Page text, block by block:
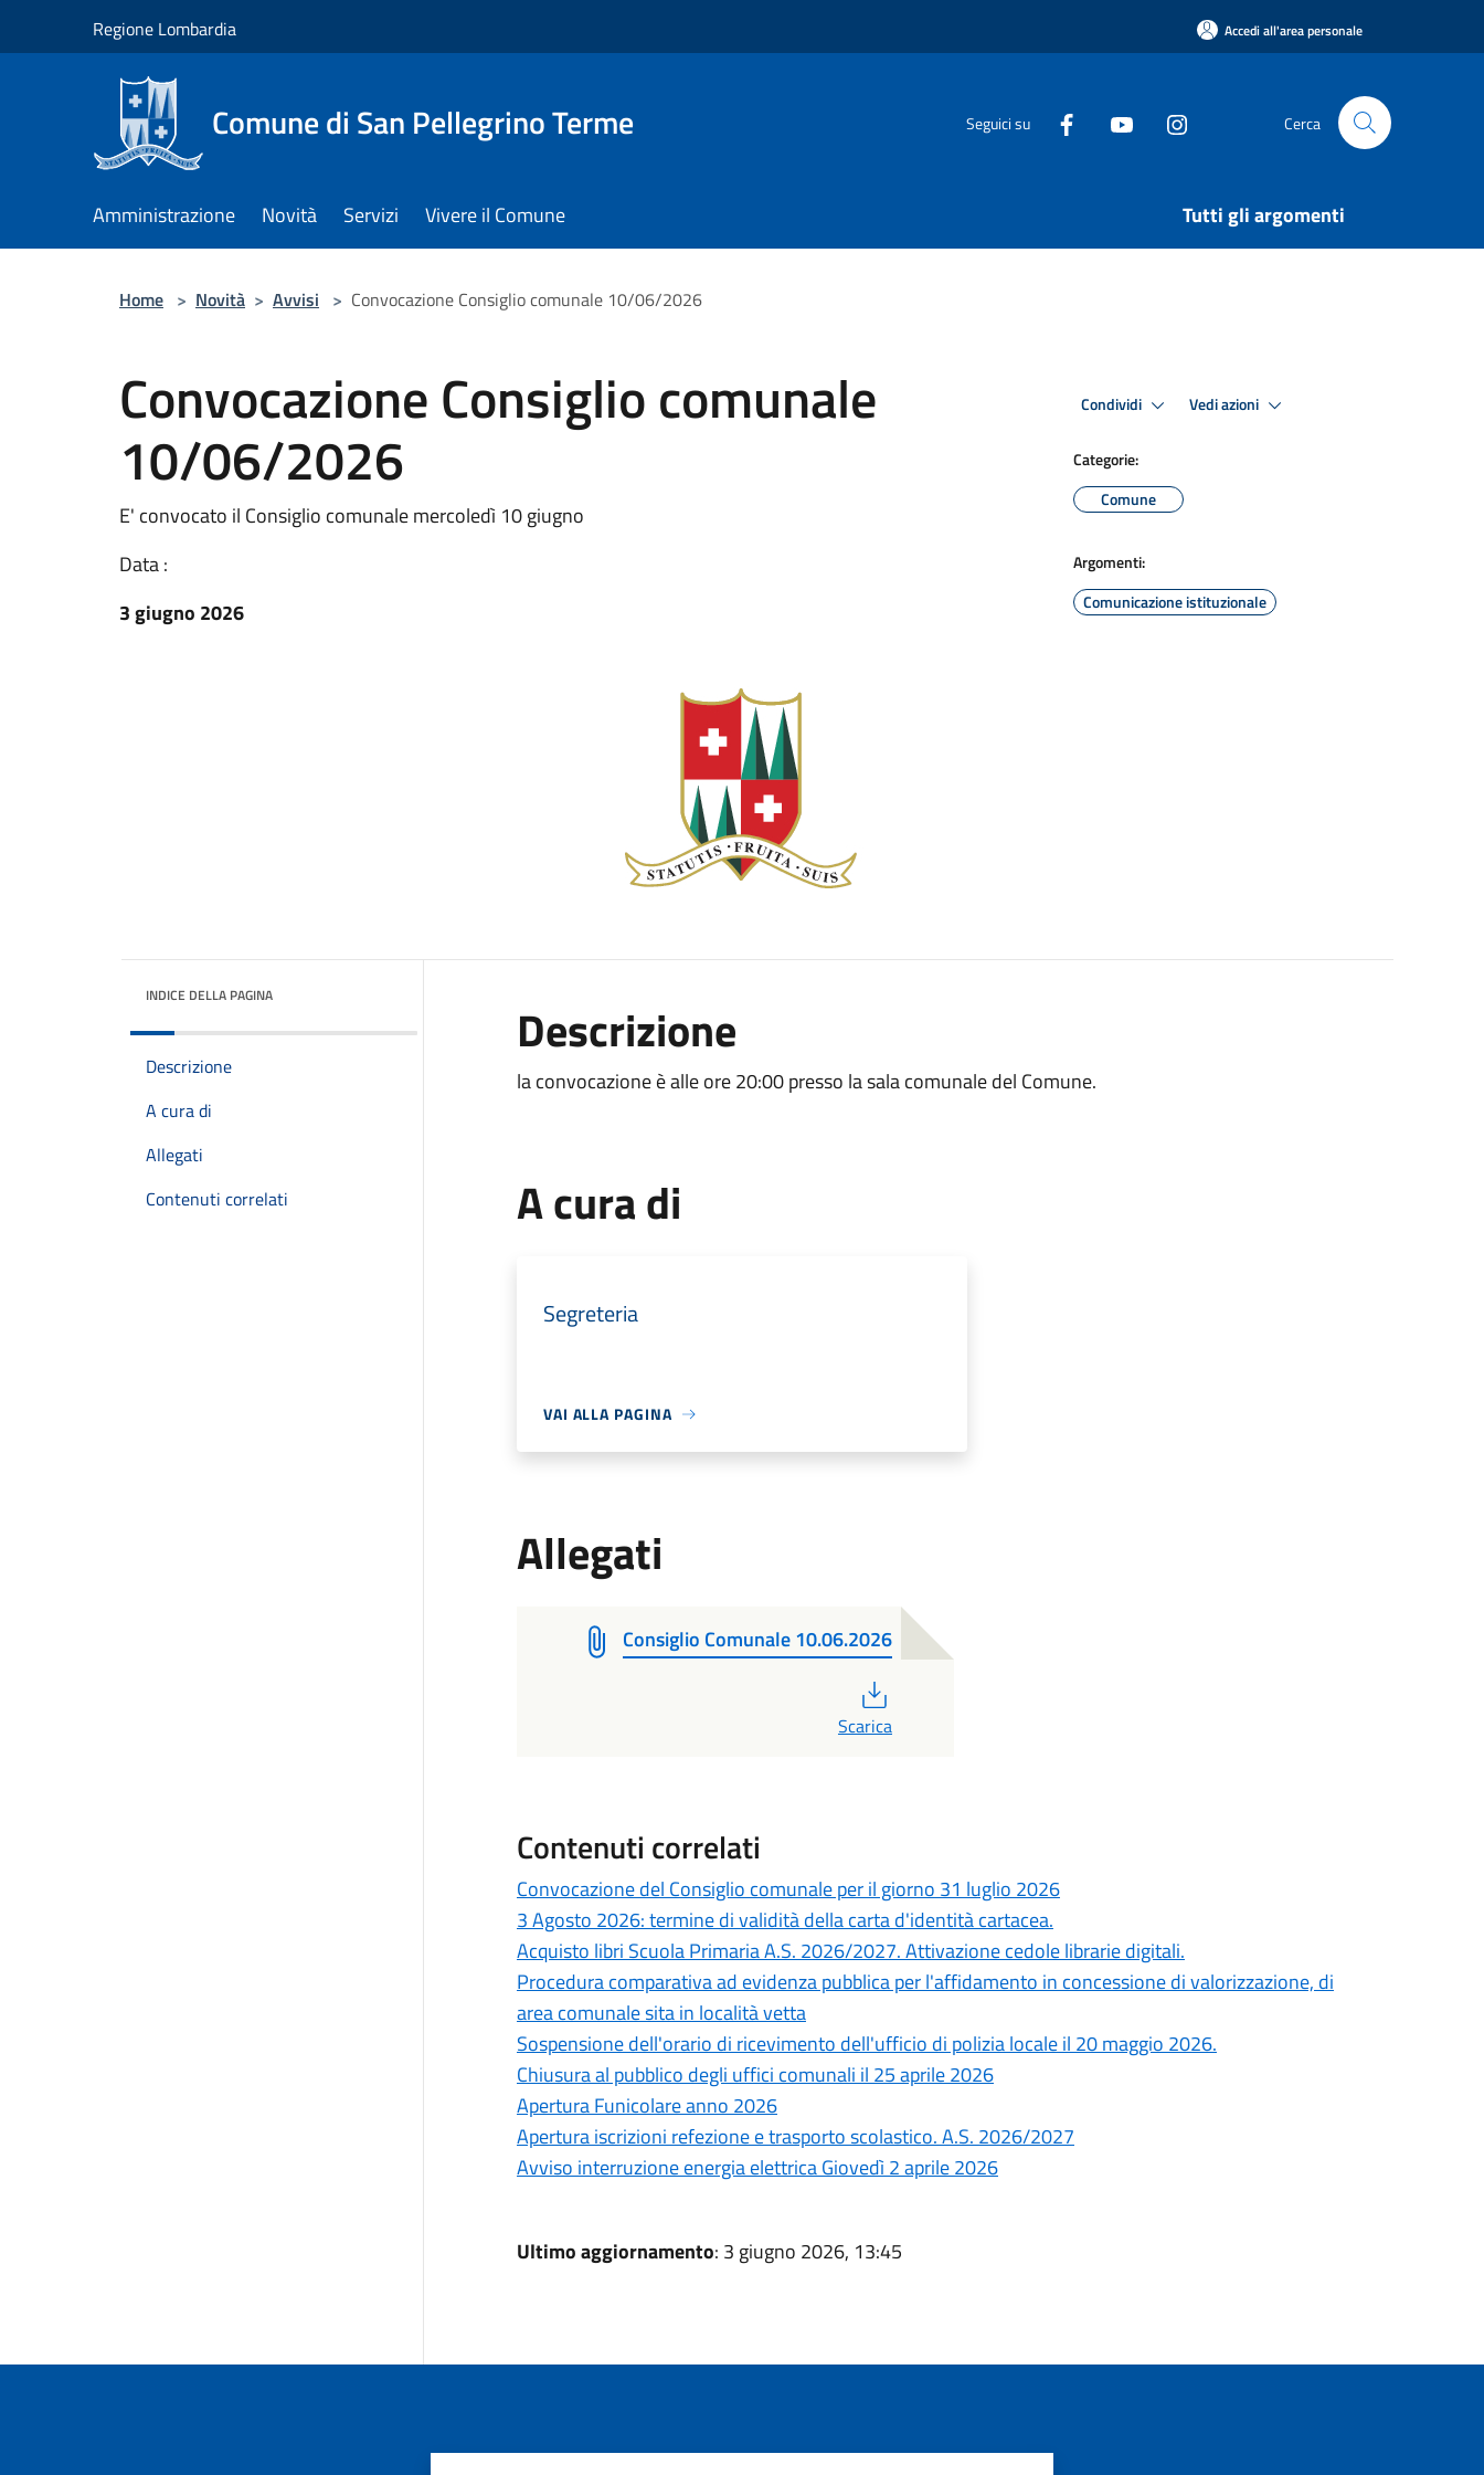
Regione Lombardia Accedi all'area personale
Comune di San Pellegrino Terme Seguici su Cerca
Amministrazione Novità Servizi Vivere il Comune Tutti gli argomenti
Home > Novità > Avvisi > Convocazione Consiglio comunale 10/06/2026
Convocazione Consiglio comunale
10/06/2026
E' convocato il Consiglio comunale mercoledì 10 giugno
Data :
3 giugno 2026
Condividi Vedi azioni
Categorie:
Comune
Argomenti:
Comunicazione istituzionale
INDICE DELLA PAGINA
Descrizione
A cura di
Allegati
Contenuti correlati
Descrizione
la convocazione è alle ore 20:00 presso la sala comunale del Comune.
A cura di
Segreteria
VAI ALLA PAGINA
Allegati
Consiglio Comunale 10.06.2026
Scarica
Contenuti correlati
Convocazione del Consiglio comunale per il giorno 31 luglio 2026
3 Agosto 2026: termine di validità della carta d'identità cartacea.
Acquisto libri Scuola Primaria A.S. 2026/2027. Attivazione cedole librarie digitali.
Procedura comparativa ad evidenza pubblica per l'affidamento in concessione di valorizzazione, di
area comunale sita in località vetta
Sospensione dell'orario di ricevimento dell'ufficio di polizia locale il 20 maggio 2026.
Chiusura al pubblico degli uffici comunali il 25 aprile 2026
Apertura Funicolare anno 2026
Apertura iscrizioni refezione e trasporto scolastico. A.S. 2026/2027
Avviso interruzione energia elettrica Giovedì 2 aprile 2026
Ultimo aggiornamento: 3 giugno 2026, 13:45